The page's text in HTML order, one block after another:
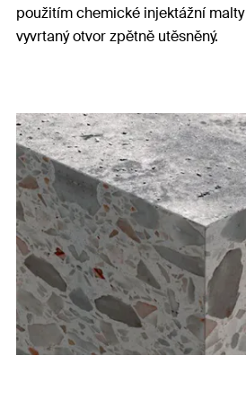
použitím chemické injektážní malty
vyvrtaný otvor zpětně utěsněný.